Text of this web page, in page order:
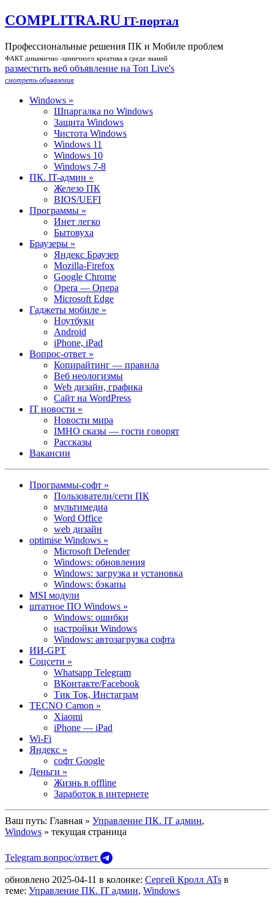
COMPLITRA.RU IT-портал
Профессиональные решения ПК и Мобиле проблем
ФАКТ динамично -циничного креатива в среде знаний
разместить веб объявление на Toп Live's
смотреть объявления
Windows »
Шпаргалка по Windows
Защита Windows
Чистота Windows
Windows 11
Windows 10
Windows 7-8
ПК. IT-админ »
Железо ПК
BIOS/UEFI
Программы »
Инет легко
Бытовуха
Браузеры »
Яндекс Браузер
Mozilla-Firefox
Google Chrome
Opera — Опера
Microsoft Edge
Гаджеты мобиле »
Ноутбуки
Android
iPhone, iPad
Вопрос-ответ »
Копирайтинг — правила
Веб неологизмы
Web дизайн, графика
Сайт на WordPress
IT новости »
Новости мира
IMHO сказы — гости говорят
Рассказы
Вакансии
Программы-софт »
Пользователи/сети ПК
мультимедиа
Word Office
web дизайн
optimise Windows »
Microsoft Defender
Windows: обновления
Windows: загрузка и установка
Windows: бэкапы
MSI модули
штатное ПО Windows »
Windows: ошибки
настройки Windows
Windows: автозагрузка софта
ИИ-GPT
Cоцсети »
Whatsapp Telegram
ВКонтакте/Facebook
Тик Ток, Инстаграм
TECNO Camon »
Xiaomi
iPhone — iPad
Wi-Fi
Яндекс »
софт Google
Деньги »
Жизнь в offline
Заработок в интернете
Ваш путь: Главная » Управление ПК. IT админ,
Windows » текущая страница
Telegram вопрос/ответ
обновлено 2025-04-11 в колонке: Сергей Кролл ATs в
теме: Управление ПК. IT админ, Windows